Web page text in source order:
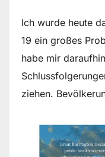
Ich wurde heute
19 ein großes
habe mir
ziehen.